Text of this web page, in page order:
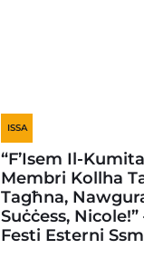
ISSA
“F’Isem Il-
Membri Kollha
Tagħna,
Suċċess,
Festi Esterni